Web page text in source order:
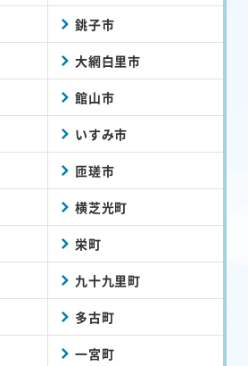
銚子市
大網白里市
館山市
いすみ市
匝瑳市
横芝光町
栄町
九十九里町
多古町
一宮町